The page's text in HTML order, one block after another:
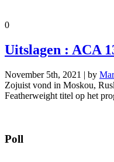
0
Uitslagen : ACA
November 5th, 2021 | by
Zojuist vond in Moskou,
Featherweight titel op het
Poll